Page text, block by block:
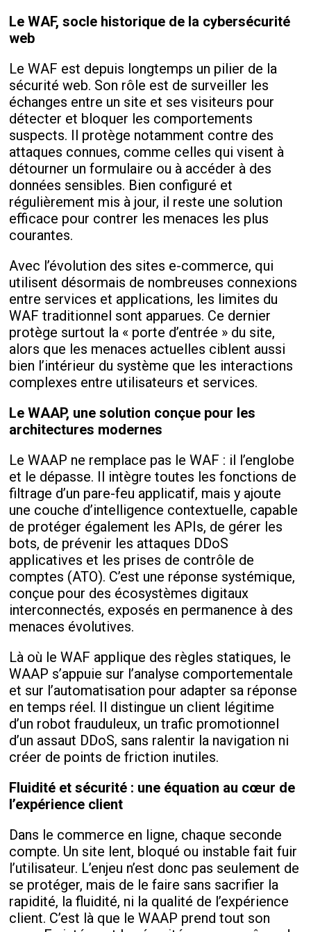
Le WAF, socle historique de la cybersécurité
web
Le WAF est depuis longtemps un pilier de la
sécurité web. Son rôle est de surveiller les
échanges entre un site et ses visiteurs pour
détecter et bloquer les comportements
suspects. Il protège notamment contre des
attaques connues, comme celles qui visent à
détourner un formulaire ou à accéder à des
données sensibles. Bien configuré et
régulièrement mis à jour, il reste une solution
efficace pour contrer les menaces les plus
courantes.
Avec l’évolution des sites e-commerce, qui
utilisent désormais de nombreuses connexions
entre services et applications, les limites du
WAF traditionnel sont apparues. Ce dernier
protège surtout la « porte d’entrée » du site,
alors que les menaces actuelles ciblent aussi
bien l’intérieur du système que les interactions
complexes entre utilisateurs et services.
Le WAAP, une solution conçue pour les
architectures modernes
Le WAAP ne remplace pas le WAF : il l’englobe
et le dépasse. Il intègre toutes les fonctions de
filtrage d’un pare-feu applicatif, mais y ajoute
une couche d’intelligence contextuelle, capable
de protéger également les APIs, de gérer les
bots, de prévenir les attaques DDoS
applicatives et les prises de contrôle de
comptes (ATO). C’est une réponse systémique,
conçue pour des écosystèmes digitaux
interconnectés, exposés en permanence à des
menaces évolutives.
Là où le WAF applique des règles statiques, le
WAAP s’appuie sur l’analyse comportementale
et sur l’automatisation pour adapter sa réponse
en temps réel. Il distingue un client légitime
d’un robot frauduleux, un trafic promotionnel
d’un assaut DDoS, sans ralentir la navigation ni
créer de points de friction inutiles.
Fluidité et sécurité : une équation au cœur de
l’expérience client
Dans le commerce en ligne, chaque seconde
compte. Un site lent, bloqué ou instable fait fuir
l’utilisateur. L’enjeu n’est donc pas seulement de
se protéger, mais de le faire sans sacrifier la
rapidité, la fluidité, ni la qualité de l’expérience
client. C’est là que le WAAP prend tout son